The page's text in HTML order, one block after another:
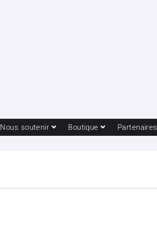
Nous soutenir Boutique Partenaires